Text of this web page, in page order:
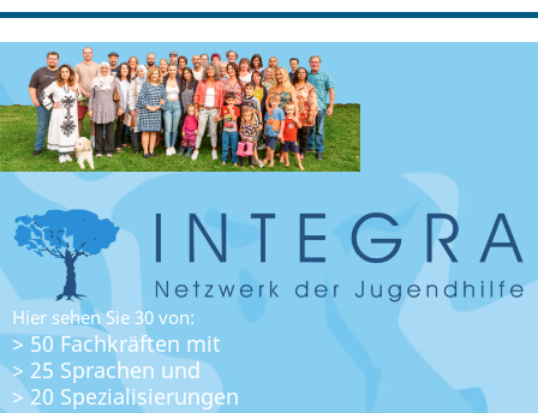
Hier sehen Sie 30 von:
> 50 Fachkräften mit
> 25 Sprachen und
> 20 Spezialisierungen